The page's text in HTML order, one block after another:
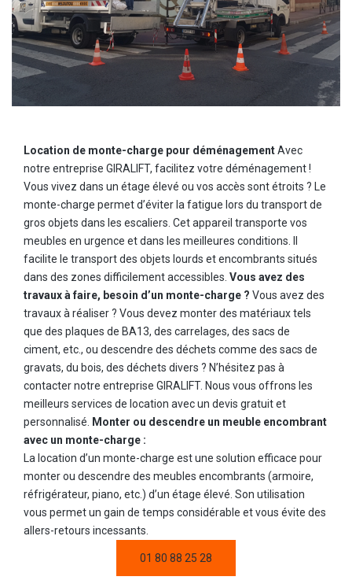
Location de monte-charge pour déménagementAvec
notre entreprise GIRALIFT, facilitez votre déménagement !
Vous vivez dans un étage élevé ou vos accès sont étroits ? Le
monte-charge permet d’éviter la fatigue lors du transport de
gros objets dans les escaliers. Cet appareil transporte vos
meubles en urgence et dans les meilleures conditions. Il
facilite le transport des objets lourds et encombrants situés
dans des zones difficilement accessibles. Vous avez des
travaux à faire, besoin d’un monte-charge ? Vous avez des
travaux à réaliser ? Vous devez monter des matériaux tels
que des plaques de BA13, des carrelages, des sacs de
ciment, etc., ou descendre des déchets comme des sacs de
gravats, du bois, des déchets divers ? N’hésitez pas à
contacter notre entreprise GIRALIFT. Nous vous offrons les
meilleurs services de location avec un devis gratuit et
personnalisé.
Monter ou descendre un meuble encombrant
avec un monte-charge :
La location d’un monte-charge est une solution efficace pour
monter ou descendre des meubles encombrants (armoire,
réfrigérateur, piano, etc.) d’un étage élevé. Son utilisation
vous permet un gain de temps considérable et vous évite des
allers-retours incessants.
01 80 88 25 28